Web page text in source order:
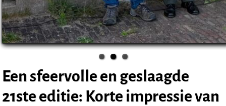
Een sfeervolle en geslaagde
21ste editie: Korte impressie van